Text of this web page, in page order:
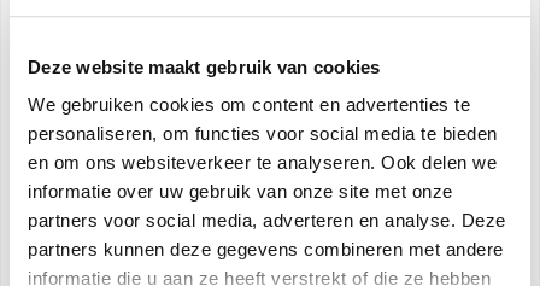
Deze website maakt gebruik van cookies
We gebruiken cookies om content en advertenties te
personaliseren, om functies voor social media te bieden
en om ons websiteverkeer te analyseren. Ook delen we
informatie over uw gebruik van onze site met onze
partners voor social media, adverteren en analyse. Deze
partners kunnen deze gegevens combineren met andere
informatie die u aan ze heeft verstrekt of die ze hebben
Specificaties
Koelcapaciteit:8.500 BTU/uur**
Nominale koelcapaciteit:2,1 kW ***
Energieklasse:A
Geluidsvermogen:dB (A) 61 ****
Nominale energie-efficiëntie-index:EER 2,65 ***